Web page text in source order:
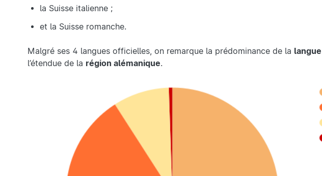
la Suisse italienne ;
et la Suisse romanche.
Malgré ses 4 langues officielles, on remarque la prédominance de la langue
l’étendue de la région alémanique.